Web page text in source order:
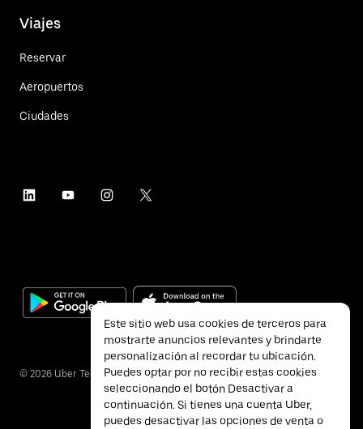
Viajes
Reservar
Aeropuertos
Ciudades
© 2026 Uber Technologies Inc.
Este sitio web usa cookies de terceros para
mostrarte anuncios relevantes y brindarte
personalización al recordar tu ubicación.
Puedes optar por no recibir estas cookies
seleccionando el botón Desactivar a
continuación. Si tienes una cuenta Uber,
puedes desactivar las opciones de venta o